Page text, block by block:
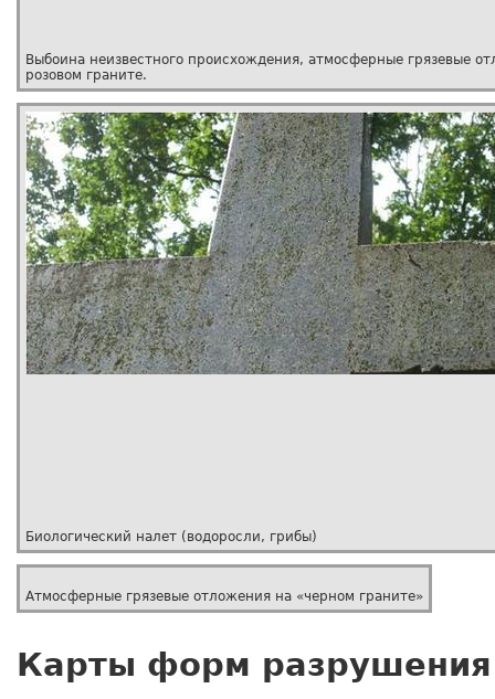
Выбоина неизвестного происхождения, атмосферные грязевые
розовом граните.
Биологический налет (водоросли, грибы)
Атмосферные грязевые отложения на «черном граните»
Карты форм разрушения